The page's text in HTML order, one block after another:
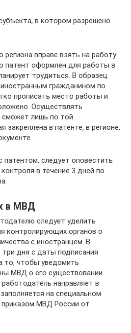
в котором разрешено
региона вправе взять на работу
патент оформлен для работы в
трудиться. В образец
гражданином по
прописать место работы и
Осуществлять
сможет лишь по той
закреплена в патенте, в регионе,
патентом, следует оповестить
в течение 3 дней по
в МВД
следует уделить
контролирующих органов о
с иностранцем. В
дня с даты подписания
то, чтобы уведомить
МВД о его существовании.
направляет в
на специальном
МВД России от